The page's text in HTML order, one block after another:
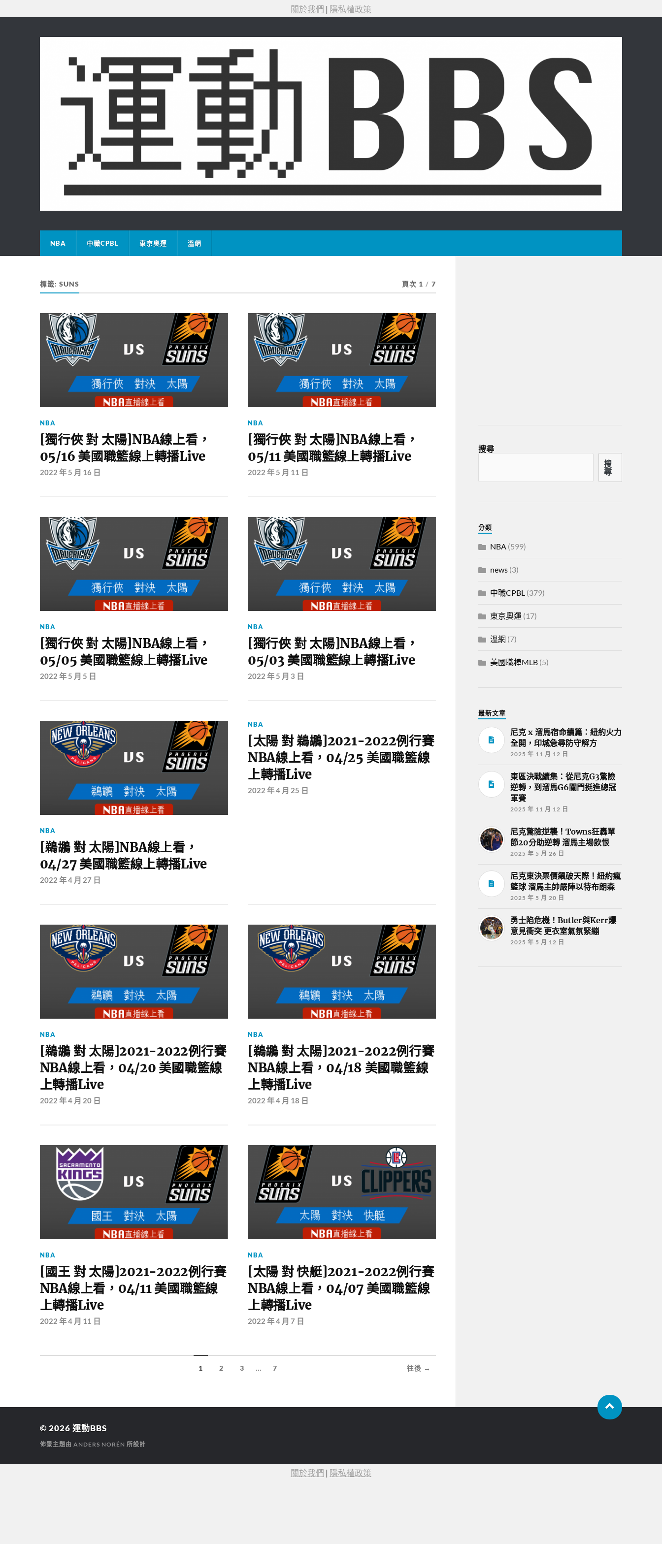
關於我們 | 隱私權政策
NBA 中職CPBL 東京奧運 溫網
標籤: SUNS 頁次 1 / 7
NBA
[獨行俠 對 太陽]NBA線上看，
05/16 美國職籃線上轉播Live
2022 年 5 月 16 日
NBA
[獨行俠 對 太陽]NBA線上看，
05/11 美國職籃線上轉播Live
2022 年 5 月 11 日
NBA
[獨行俠 對 太陽]NBA線上看，
05/05 美國職籃線上轉播Live
2022 年 5 月 5 日
NBA
[獨行俠 對 太陽]NBA線上看，
05/03 美國職籃線上轉播Live
2022 年 5 月 3 日
NBA
[鵜鶘 對 太陽]NBA線上看，
04/27 美國職籃線上轉播Live
2022 年 4 月 27 日
NBA
[太陽 對 鵜鶘]2021-2022例行賽
NBA線上看，04/25 美國職籃線
上轉播Live
2022 年 4 月 25 日
NBA
[鵜鶘 對 太陽]2021-2022例行賽
NBA線上看，04/20 美國職籃線
上轉播Live
2022 年 4 月 20 日
NBA
[鵜鶘 對 太陽]2021-2022例行賽
NBA線上看，04/18 美國職籃線
上轉播Live
2022 年 4 月 18 日
NBA
[國王 對 太陽]2021-2022例行賽
NBA線上看，04/11 美國職籃線
上轉播Live
2022 年 4 月 11 日
NBA
[太陽 對 快艇]2021-2022例行賽
NBA線上看，04/07 美國職籃線
上轉播Live
2022 年 4 月 7 日
1 2 3 ... 7 往後 →
搜尋
搜
尋
分類
NBA(599)
news(3)
中職CPBL(379)
東京奧運 (17)
溫網 (7)
美國職棒MLB(5)
最新文章
尼克 x 溜馬宿命續篇：紐約火力
全開，印城急尋防守解方
2025 年 11 月 12 日
東區決戰續集：從尼克G3驚險
逆轉，到溜馬G6關門挺進總冠
軍賽
2025 年 11 月 12 日
尼克驚險逆襲！Towns狂轟單
節20分助逆轉 溜馬主場飲恨
2025 年 5 月 26 日
尼克東決票價飆破天際！紐約瘋
籃球 溜馬主帥嚴陣以待布朗森
2025 年 5 月 20 日
勇士陷危機！Butler與Kerr爆
意見衝突 更衣室氣氛緊繃
2025 年 5 月 12 日
© 2026 運動BBS
佈景主題由 ANDERS NORÉN 所設計
關於我們 | 隱私權政策